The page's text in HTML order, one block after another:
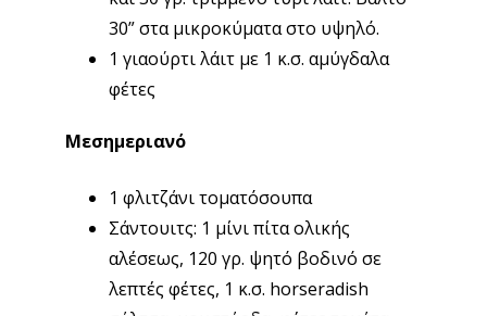
30” στα μικροκύματα στο υψηλό.
1 γιαούρτι λάιτ με 1 κ.σ. αμύγδαλα
φέτες
Μεσημεριανό
1 φλιτζάνι τοματόσουπα
Σάντουιτς: 1 μίνι πίτα ολικής
αλέσεως, 120 γρ. ψητό βοδινό σε
λεπτές φέτες, 1 κ.σ. horseradish